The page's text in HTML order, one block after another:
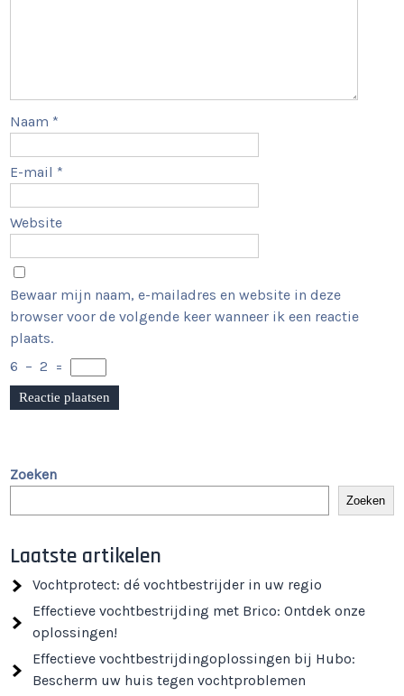
Naam *
E-mail *
Website
Bewaar mijn naam, e-mailadres en website in deze
browser voor de volgende keer wanneer ik een reactie
plaats.
6 − 2 =
Zoeken
Zoeken
Laatste artikelen
Vochtprotect: dé vochtbestrijder in uw regio
Effectieve vochtbestrijding met Brico: Ontdek onze
oplossingen!
Effectieve vochtbestrijdingoplossingen bij Hubo:
Bescherm uw huis tegen vochtproblemen